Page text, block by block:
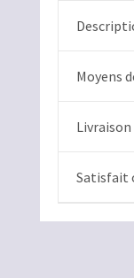
Moyens
Livraison
Satisfait